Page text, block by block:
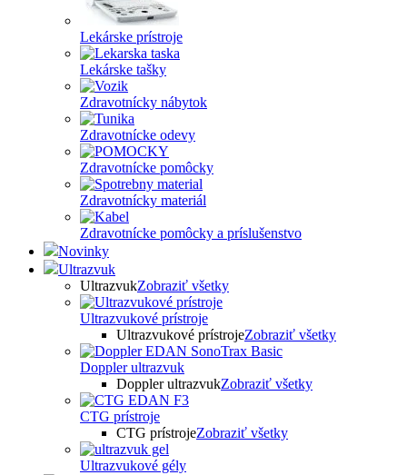
Lekárske prístroje
Lekárske tašky
Zdravotnícky nábytok
Zdravotnícke odevy
Zdravotnícke pomôcky
Zdravotnícky materiál
Zdravotnícke pomôcky a príslušenstvo
Novinky
Ultrazvuk
UltrazvukZobraziť všetky
Ultrazvukové prístroje
Ultrazvukové prístrojeZobraziť všetky
Doppler ultrazvuk
Doppler ultrazvukZobraziť všetky
CTG prístroje
CTG prístrojeZobraziť všetky
Ultrazvukové gély